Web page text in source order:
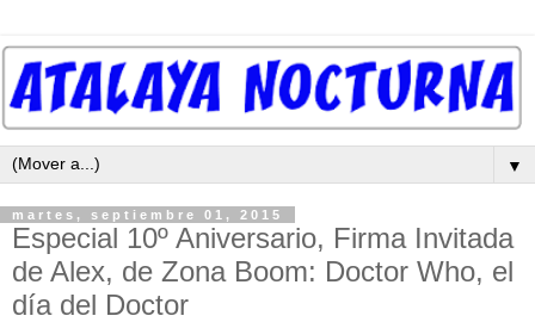
▼
martes, septiembre 01, 2015
Especial 10º Aniversario, Firma Invitada
de Alex, de Zona Boom: Doctor Who, el
día del Doctor